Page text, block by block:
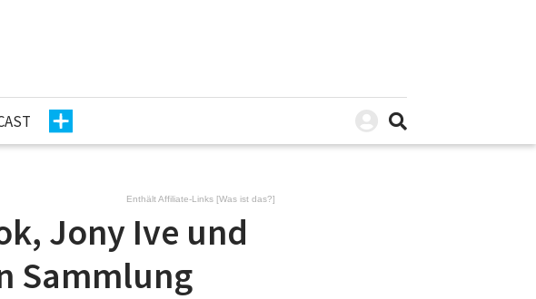
Enthält Affiliate-Links [Was ist das?]
Jony Ive und
Sammlung